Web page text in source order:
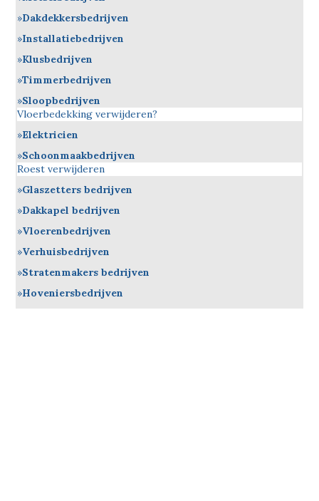
Dakdekkersbedrijven
Installatiebedrijven
Klusbedrijven
Timmerbedrijven
Sloopbedrijven
Vloerbedekking verwijderen?
Elektricien
Schoonmaakbedrijven
Roest verwijderen
Glaszetters bedrijven
Dakkapel bedrijven
Vloerenbedrijven
Verhuisbedrijven
Stratenmakers bedrijven
Hoveniersbedrijven